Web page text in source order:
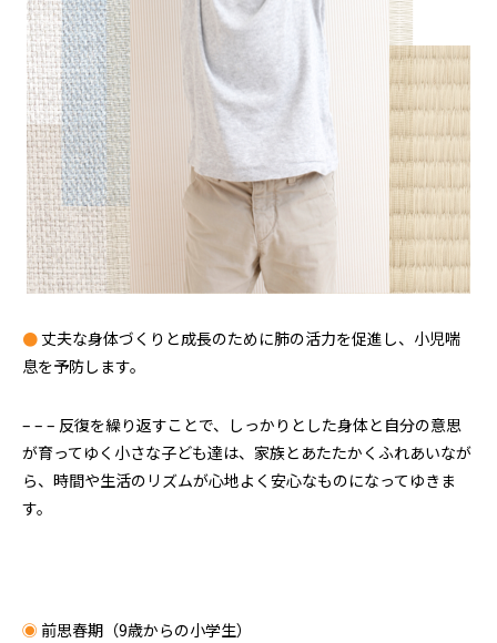
●丈夫な身体づくりと成長のために肺の活力を促進し、小児喘
息を予防します。
– – – 反復を繰り返すことで、しっかりとした身体と自分の意思
が育ってゆく小さな子ども達は、家族とあたたかくふれあいなが
ら、時間や生活のリズムが心地よく安心なものになってゆきま
す。
◉ 前思春期（9歳からの小学生）